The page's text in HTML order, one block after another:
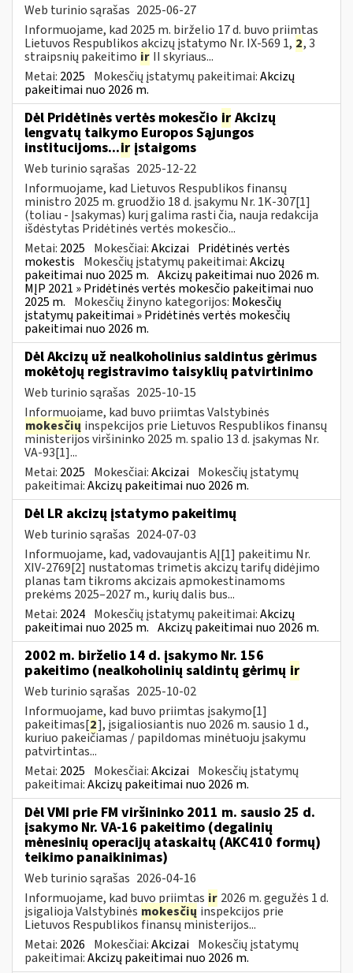
Web turinio sąrašas 2025-06-27
Informuojame, kad 2025 m. birželio 17 d. buvo priimtas
Lietuvos Respublikos akcizų įstatymo Nr. IX-569 1, 2, 3
straipsnių pakeitimo ir II skyriaus...
Metai: 2025 Mokesčių įstatymų pakeitimai:Akcizų
pakeitimai nuo 2026 m.
Dėl Pridėtinės vertės mokesčio ir Akcizų
lengvatų taikymo Europos Sąjungos
institucijoms...ir įstaigoms
Web turinio sąrašas 2025-12-22
Informuojame, kad Lietuvos Respublikos finansų
ministro 2025 m. gruodžio 18 d. įsakymu Nr. 1K-307[1]
(toliau - Įsakymas) kurį galima rasti čia, nauja redakcija
išdėstytas Pridėtinės vertės mokesčio...
Metai: 2025 Mokesčiai:Akcizai Pridėtinės vertės
mokestis Mokesčių įstatymų pakeitimai:Akcizų
pakeitimai nuo 2025 m. Akcizų pakeitimai nuo 2026 m.
MĮP 2021 » Pridėtinės vertės mokesčio pakeitimai nuo
2025 m. Mokesčių žinyno kategorijos: Mokesčių
įstatymų pakeitimai » Pridėtinės vertės mokesčių
pakeitimai nuo 2026 m.
Dėl Akcizų už nealkoholinius saldintus gėrimus
mokėtojų registravimo taisyklių patvirtinimo
Web turinio sąrašas 2025-10-15
Informuojame, kad buvo priimtas Valstybinės
mokesčių inspekcijos prie Lietuvos Respublikos finansų
ministerijos viršininko 2025 m. spalio 13 d. įsakymas Nr.
VA-93[1]...
Metai: 2025 Mokesčiai:Akcizai Mokesčių įstatymų
pakeitimai:Akcizų pakeitimai nuo 2026 m.
Dėl LR akcizų įstatymo pakeitimų
Web turinio sąrašas 2024-07-03
Informuojame, kad, vadovaujantis AĮ[1] pakeitimu Nr.
XIV-2769[2] nustatomas trimetis akcizų tarifų didėjimo
planas tam tikroms akcizais apmokestinamoms
prekėms 2025–2027 m., kurių dalis bus...
Metai: 2024 Mokesčių įstatymų pakeitimai:Akcizų
pakeitimai nuo 2025 m. Akcizų pakeitimai nuo 2026 m.
2002 m. birželio 14 d. įsakymo Nr. 156
pakeitimo (nealkoholinių saldintų gėrimų ir
Web turinio sąrašas 2025-10-02
Informuojame, kad buvo priimtas įsakymo[1]
pakeitimas[2], įsigaliosiantis nuo 2026 m. sausio 1 d.,
kuriuo pakeičiamas / papildomas minėtuoju įsakymu
patvirtintas...
Metai: 2025 Mokesčiai:Akcizai Mokesčių įstatymų
pakeitimai:Akcizų pakeitimai nuo 2026 m.
Dėl VMI prie FM viršininko 2011 m. sausio 25 d.
įsakymo Nr. VA-16 pakeitimo (degalinių
mėnesinių operacijų ataskaitų (AKC410 formų)
teikimo panaikinimas)
Web turinio sąrašas 2026-04-16
Informuojame, kad buvo priimtas ir 2026 m. gegužės 1 d.
įsigalioja Valstybinės mokesčių inspekcijos prie
Lietuvos Respublikos finansų ministerijos...
Metai: 2026 Mokesčiai:Akcizai Mokesčių įstatymų
pakeitimai:Akcizų pakeitimai nuo 2026 m.